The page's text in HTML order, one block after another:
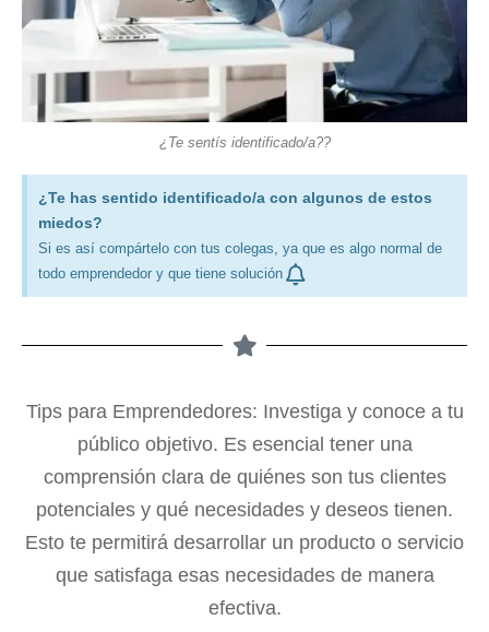
¿Te sentís identificado/a??
¿Te has sentido identificado/a con algunos de estos
miedos?
Si es así compártelo con tus colegas, ya que es algo normal de
todo emprendedor y que tiene solución
Tips para Emprendedores: Investiga y conoce a tu
público objetivo. Es esencial tener una
comprensión clara de quiénes son tus clientes
potenciales y qué necesidades y deseos tienen.
Esto te permitirá desarrollar un producto o servicio
que satisfaga esas necesidades de manera
efectiva.